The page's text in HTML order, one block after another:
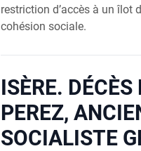
restriction d’accès à un îlot
cohésion sociale.
ISÈRE. DÉCÈS
PEREZ,
SOCIALISTE